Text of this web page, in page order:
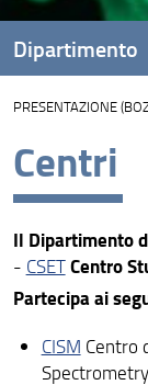
PRESENTAZIONE
Centri
Il Dipartimento
- CSETCentro
Partecipa ai
CISM Centro
Dipartimento
Presentazione
Missione
Visione
Assicurazione
Organizzazione
Persone